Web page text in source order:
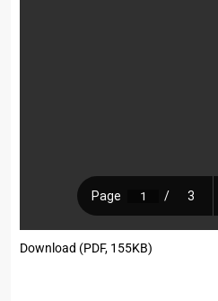
Download (PDF, 155KB)